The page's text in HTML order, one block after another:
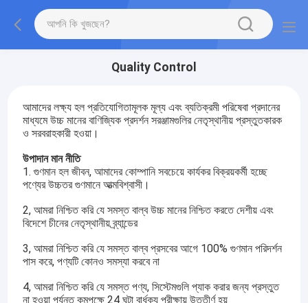
Quality Control
আমাদের লক্ষ্য হল প্রতিযোগিতামূলক মূল্য এবং ব্যতিক্রমী পরিষেবা প্রদানের
মাধ্যমে উচ্চ মানের বাণিজ্যিক প্রদর্শন সরঞ্জামগুলির নেতৃস্থানীয় প্রস্তুতকারক
ও সরবরাহকারী হওয়া।
উপাদান মান নীতি
1. গুণমান হল জীবন, আমাদের কোম্পানি সবচেয়ে কার্যকর বিক্রয়কর্মী হচ্ছে
পণ্যের উচ্চতর গুণমানে আত্মবিশ্বাসী।
2, আমরা নিশ্চিত করি যে সমস্ত বাল্ব উচ্চ মানের নিশ্চিত করতে দেশীয় এবং
বিদেশে চীনের নেতৃস্থানীয় ব্র্যান্ডের
3, আমরা নিশ্চিত করি যে সমস্ত বাল্ব প্রসবের আগে 100% গুণমান পরিদর্শন
পাস করে, পণ্যটি কোনও সমস্যা করবে না
4, আমরা নিশ্চিত করি যে সমস্ত পণ্য, সিস্টেমগুলি প্যাক করার জন্য প্রস্তুত
না হওয়া পর্যন্ত কমপক্ষে 24 ঘন্টা বার্ধক্য পরীক্ষায় উত্তীর্ণ হয়